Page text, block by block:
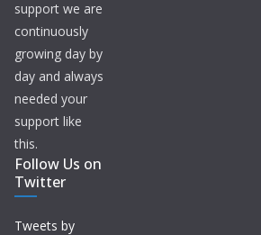
support we are
continuously
growing day by
day and always
needed your
support like
this.
Follow Us on
Twitter
Tweets by